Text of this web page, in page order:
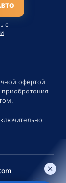
с
офертой
приобретения